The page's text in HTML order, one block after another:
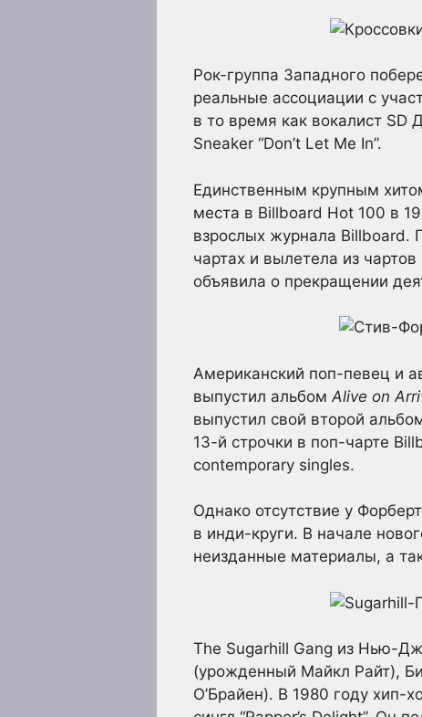
Рок-группа Западного
реальные ассоциации с
в то время как вокалист SD
Sneaker “Don’t Let Me In”.
Единственным крупным
места в Billboard Hot 100 в
взрослых журнала Billboard.
чартах и вылетела из
объявила о прекращении
Американский поп-певец и
выпустил альбом Alive on
выпустил свой второй
13-й строчки в поп-чарте
contemporary singles.
Однако отсутствие у
в инди-круги. В начале
неизданные материалы, а
The Sugarhill Gang из Нью-
(урожденный Майкл Райт),
О’Брайен). В 1980 году хип-